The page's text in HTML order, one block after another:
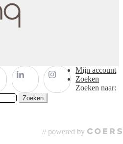
Mijn account
Zoeken
Zoeken naar:
Zoeken
// powered by